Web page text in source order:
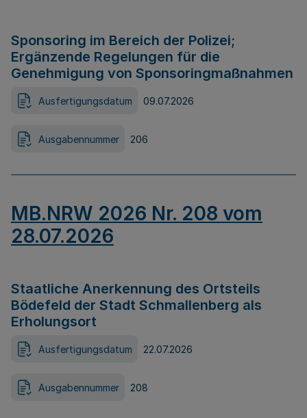
Sponsoring im Bereich der Polizei;
Ergänzende Regelungen für die
Genehmigung von Sponsoringmaßnahmen
Ausfertigungsdatum 09.07.2026
Ausgabennummer 206
MB.NRW 2026 Nr. 208 vom
28.07.2026
Staatliche Anerkennung des Ortsteils
Bödefeld der Stadt Schmallenberg als
Erholungsort
Ausfertigungsdatum 22.07.2026
Ausgabennummer 208